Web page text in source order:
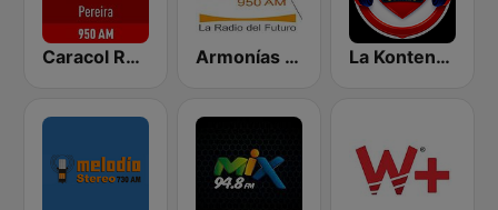
Caracol Radio Pereira Armonías Boyacenses La Kontentosa Stèreo